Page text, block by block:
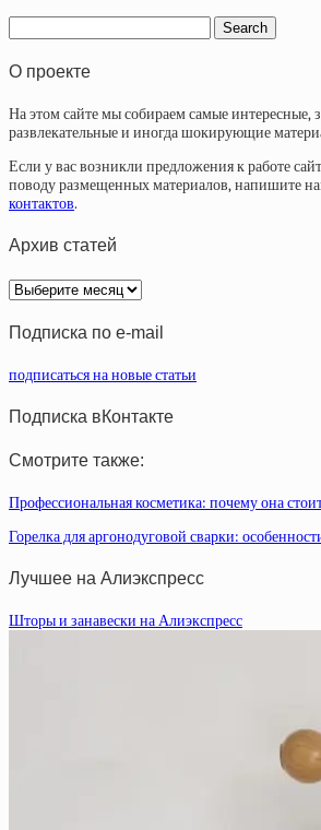
О проекте
На этом сайте мы собираем самые интересные,
развлекательные и иногда шокирующие
Если у вас возникли предложения к работе
поводу размещенных материалов, напишите
контактов.
Архив статей
Архив
статей
Подписка по e-mail
подписаться на новые статьи
Подписка вКонтакте
Смотрите также:
Профессиональная косметика: почему она
Горелка для аргонодуговой сварки:
Лучшее на Алиэкспресс
Шторы и занавески на Алиэкспресс